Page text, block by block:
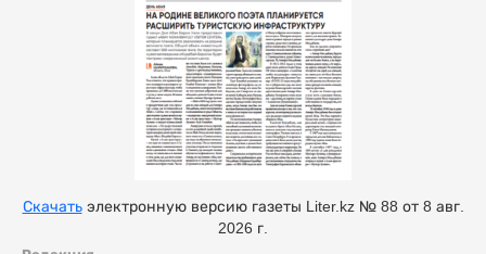
Скачатьэлектронную версию газеты Liter.kz № 88 от 8 авг.
2026 г.